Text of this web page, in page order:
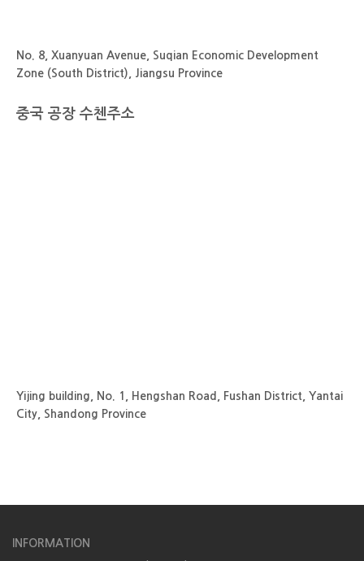
No. 8, Xuanyuan Avenue, Suqian Economic Development
Zone (South District), Jiangsu Province
중국 공장 수첸주소
Yijing building, No. 1, Hengshan Road, Fushan District, Yantai
City, Shandong Province
INFORMATION